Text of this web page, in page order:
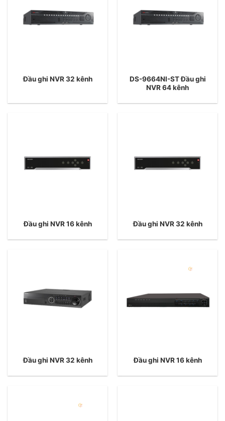
Đầu ghi NVR 32 kênh
DS-9664NI-ST Đầu ghi
NVR 64 kênh
Đầu ghi NVR 16 kênh Đầu ghi NVR 32 kênh
Đầu ghi NVR 32 kênh Đầu ghi NVR 16 kênh